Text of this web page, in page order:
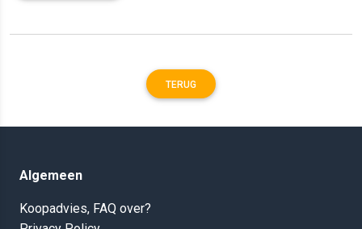
TERUG
Algemeen
Koopadvies, FAQ over?